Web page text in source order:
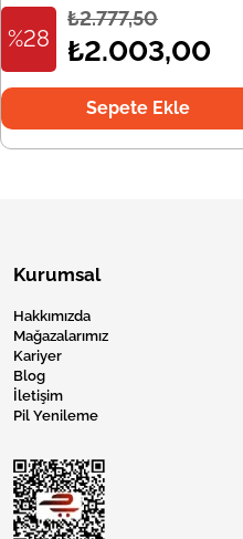
%28 ₺2.003,00
₺2.777,50
Sepete Ekle
Kurumsal
Hakkımızda
Mağazalarımız
Kariyer
Blog
İletişim
Pil Yenileme